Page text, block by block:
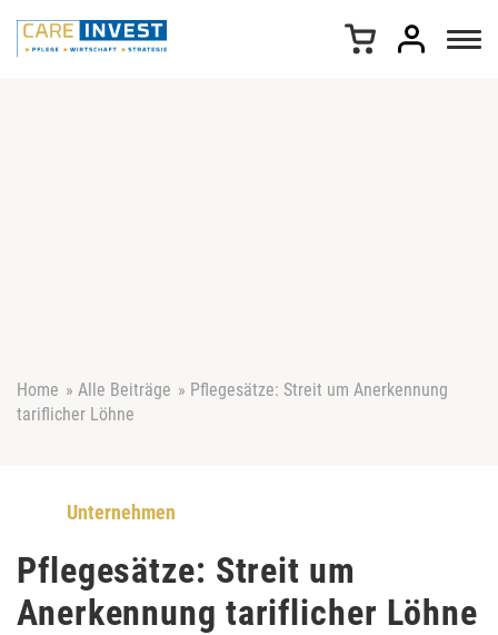
Home » Alle Beiträge » Pflegesätze: Streit um Anerkennung
tariflicher Löhne
Unternehmen
Pflegesätze: Streit um
Anerkennung tariflicher Löhne